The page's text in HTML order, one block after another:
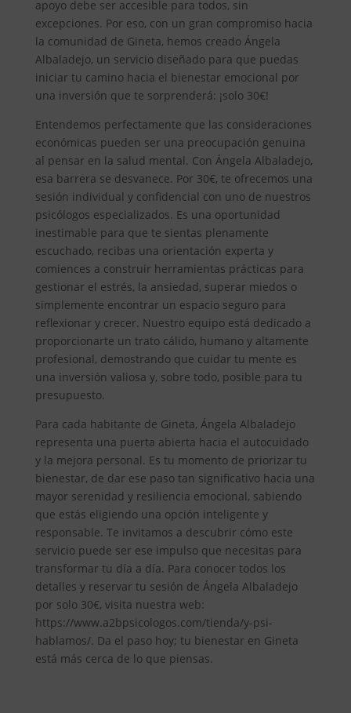
apoyo debe ser accesible para todos, sin
excepciones. Por eso, con un gran compromiso hacia
la comunidad de Gineta, hemos creado Ángela
Albaladejo, un servicio diseñado para que puedas
iniciar tu camino hacia el bienestar emocional por
una inversión que te sorprenderá: ¡solo 30€!
Entendemos perfectamente que las consideraciones
económicas pueden ser una preocupación genuina
al pensar en la salud mental. Con Ángela Albaladejo,
esa barrera se desvanece. Por 30€, te ofrecemos una
sesión individual y confidencial con uno de nuestros
psicólogos especializados. Es una oportunidad
inestimable para que te sientas plenamente
escuchado, recibas una orientación experta y
comiences a construir herramientas prácticas para
gestionar el estrés, la ansiedad, superar miedos o
simplemente encontrar un espacio seguro para
reflexionar y crecer. Nuestro equipo está dedicado a
proporcionarte un trato cálido, humano y altamente
profesional, demostrando que cuidar tu mente es
una inversión valiosa y, sobre todo, posible para tu
presupuesto.
Para cada habitante de Gineta, Ángela Albaladejo
representa una puerta abierta hacia el autocuidado
y la mejora personal. Es tu momento de priorizar tu
bienestar, de dar ese paso tan significativo hacia una
mayor serenidad y resiliencia emocional, sabiendo
que estás eligiendo una opción inteligente y
responsable. Te invitamos a descubrir cómo este
servicio puede ser ese impulso que necesitas para
transformar tu día a día. Para conocer todos los
detalles y reservar tu sesión de Ángela Albaladejo
por solo 30€, visita nuestra web:
https://www.a2bpsicologos.com/tienda/y-psi-
hablamos/. Da el paso hoy; tu bienestar en Gineta
está más cerca de lo que piensas.